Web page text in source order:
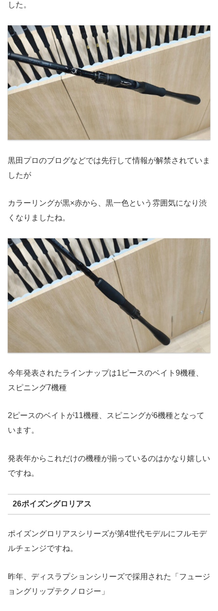
した。
黒田プロのブログなどでは先行して情報が解禁されていま
したが
カラーリングが黒×赤から、黒一色という雰囲気になり渋
くなりましたね。
今年発表されたラインナップは1ピースのベイト9機種、
スピニング7機種
2ピースのベイトが11機種、スピニングが6機種となって
います。
発表年からこれだけの機種が揃っているのはかなり嬉しい
ですね。
26ポイズングロリアス
ポイズングロリアスシリーズが第4世代モデルにフルモデ
ルチェンジですね。
昨年、ディスラプションシリーズで採用された「フュージ
ョングリップテクノロジー」